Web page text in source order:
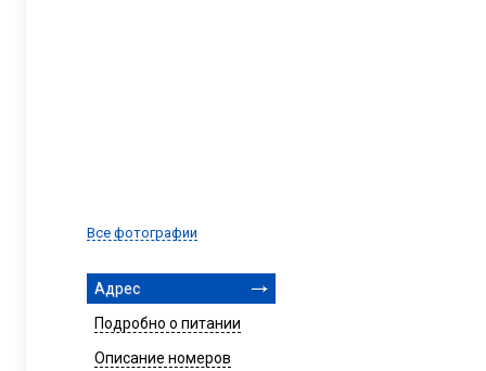
Все фотографии
Адрес
Подробно о питании
Описание номеров